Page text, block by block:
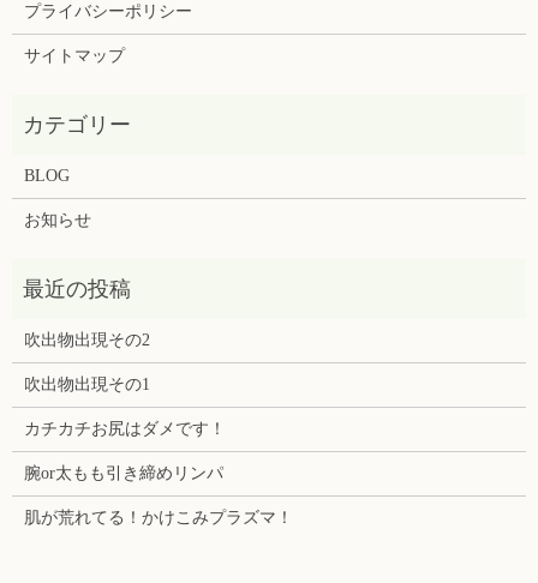
プライバシーポリシー
サイトマップ
BLOG
お知らせ
吹出物出現その2
吹出物出現その1
カチカチお尻はダメです！
腕or太もも引き締めリンパ
肌が荒れてる！かけこみプラズマ！